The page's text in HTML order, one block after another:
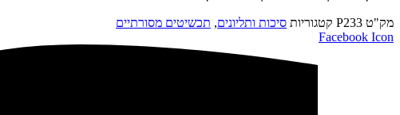
מק"ט P233 קטגוריות סיכות ותליונים, תכשיטים מסורתיים
Facebook Icon